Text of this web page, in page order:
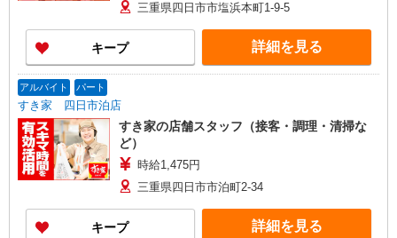
三重県四日市市塩浜本町1-9-5
キープ 詳細を見る
アルバイト パート
すき家 四日市泊店
すき家の店舗スタッフ（接客・調理・清掃な
ど）
時給1,475円
三重県四日市市泊町2-34
キープ 詳細を見る